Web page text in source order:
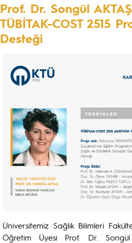
Prof. Dr. Songül
TÜBİTAK-COST 2515
Desteği
Üniversitemiz Sağlık Bilimleri
Öğretim Üyesi Prof. Dr. Songül